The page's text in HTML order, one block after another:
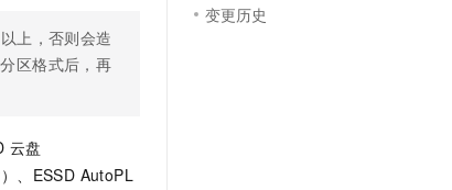
上，否则会造
区格式后，再
云盘
、ESSD AutoPL
变更历史
全防护产品
本、分镜、视频高效生成
我要投诉